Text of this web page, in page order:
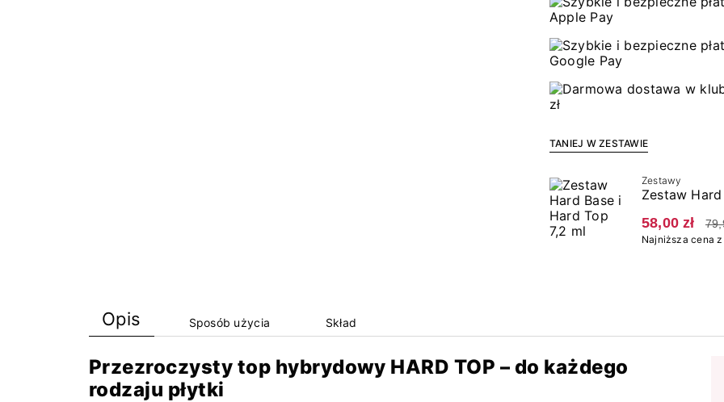
TANIEJ W ZESTAWIE
Zestawy
Zestaw
58,00 zł
Najniższa cena
Opis Sposób użycia Skład
Przezroczysty top hybrydowy HARD TOP – do każdego
rodzaju płytki